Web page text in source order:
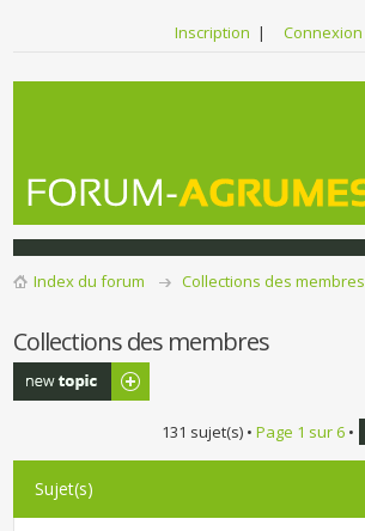
Inscription | Connexion
Index du forum Collections des membres
Collections des membres
Publier un
nouveau sujet
131 sujet(s) • Page 1 sur 6•
Sujet(s)